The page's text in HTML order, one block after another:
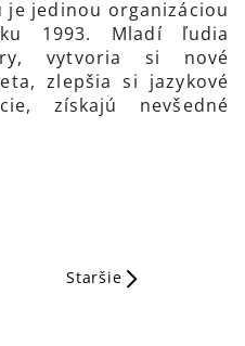
je jedinou organizáciou
1993. Mladí ľudia
vytvoria si nové
zlepšia si jazykové
získajú nevšedné
Staršie